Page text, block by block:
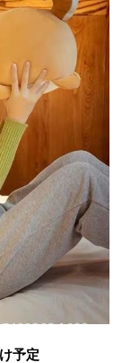
予定